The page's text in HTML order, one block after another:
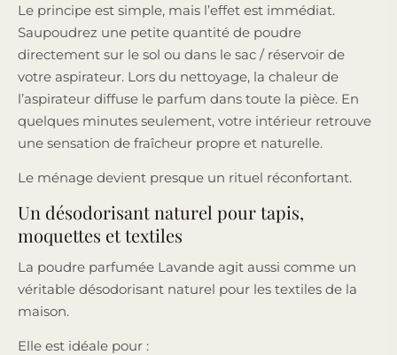
Le principe est simple, mais l’effet est immédiat.
Saupoudrez une petite quantité de poudre
directement sur le sol ou dans le sac / réservoir de
votre aspirateur. Lors du nettoyage, la chaleur de
l’aspirateur diffuse le parfum dans toute la pièce. En
quelques minutes seulement, votre intérieur retrouve
une sensation de fraîcheur propre et naturelle.
Le ménage devient presque un rituel réconfortant.
Un désodorisant naturel pour tapis,
moquettes et textiles
La poudre parfumée Lavande agit aussi comme un
véritable désodorisant naturel pour les textiles de la
maison.
Elle est idéale pour :